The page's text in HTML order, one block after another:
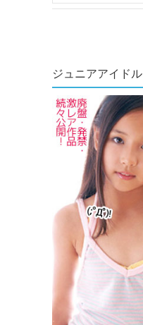
ジュニアアイドル